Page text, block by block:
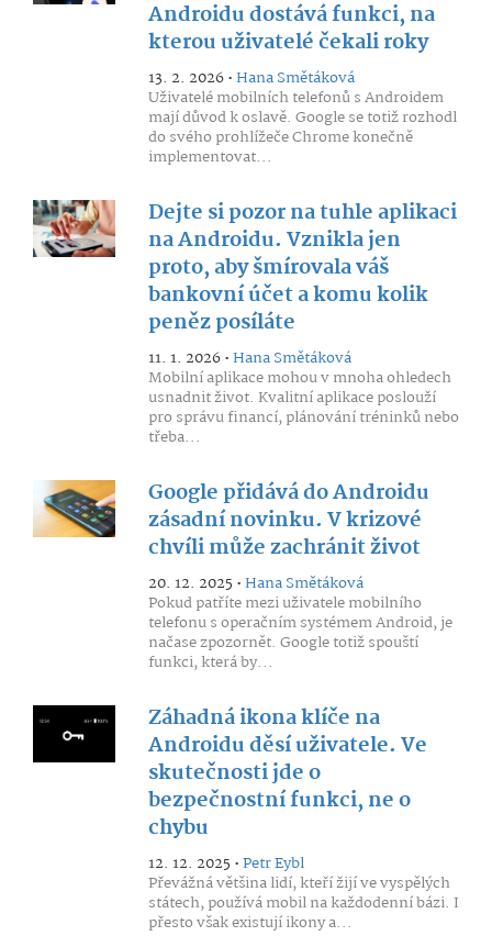
Androidu dostává funkci, na
kterou uživatelé čekali roky
13. 2. 2026 •Hana Smětáková
Uživatelé mobilních telefonů s Androidem
mají důvod k oslavě. Google se totiž rozhodl
do svého prohlížeče Chrome konečně
implementovat...
Dejte si pozor na tuhle aplikaci
na Androidu. Vznikla jen
proto, aby šmírovala váš
bankovní účet a komu kolik
peněz posíláte
11. 1. 2026 •Hana Smětáková
Mobilní aplikace mohou v mnoha ohledech
usnadnit život. Kvalitní aplikace poslouží
pro správu financí, plánování tréninků nebo
třeba...
Google přidává do Androidu
zásadní novinku. V krizové
chvíli může zachránit život
20. 12. 2025 •Hana Smětáková
Pokud patříte mezi uživatele mobilního
telefonu s operačním systémem Android, je
načase zpozornět. Google totiž spouští
funkci, která by...
Záhadná ikona klíče na
Androidu děsí uživatele. Ve
skutečnosti jde o
bezpečnostní funkci, ne o
chybu
12. 12. 2025 •Petr Eybl
Převážná většina lidí, kteří žijí ve vyspělých
státech, používá mobil na každodenní bázi. I
přesto však existují ikony a...